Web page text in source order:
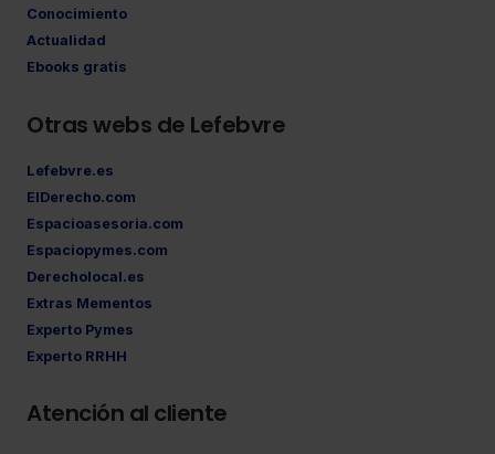
Conocimiento
Actualidad
Ebooks gratis
Otras webs de Lefebvre
Lefebvre.es
ElDerecho.com
Espacioasesoria.com
Espaciopymes.com
Derecholocal.es
Extras Mementos
Experto Pymes
Experto RRHH
Atención al cliente